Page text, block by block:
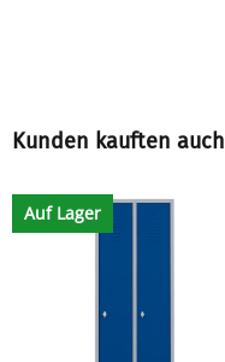
Kunden kauften auch
Auf Lager